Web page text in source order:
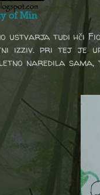
ustvarja tudi hči
izziv. pri tej je
naredila